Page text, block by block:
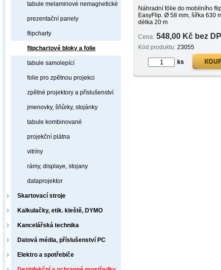
Náhradní fólie do mobilního
EasyFlip. Ø 58 mm, šířka 630
délka 20 m
Cena: 548,00 Kč bez
Kód produktu: 23055
ks
tabule melaminové nemagnetické
prezentační panely
flipcharty
flipchartové bloky a folie
tabule samolepící
folie pro zpětnou projekci
zpětné projektory a příslušenství
jmenovky, šňůrky, stojánky
tabule kombinované
projekční plátna
vitríny
rámy, displaye, stojany
dataprojektor
Skartovací stroje
Kalkulačky, etik. kleště, DYMO
Kancelářská technika
Datová média, příslušenství PC
Elektro a spotřebiče